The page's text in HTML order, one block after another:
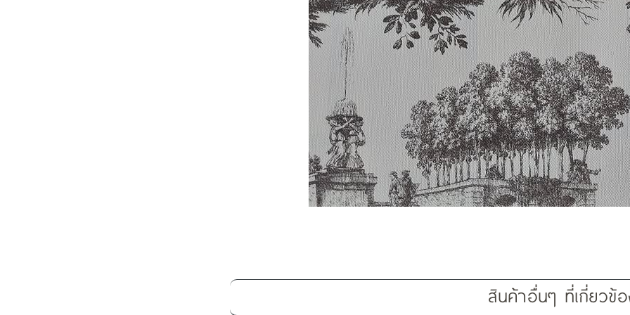
สินค้าอื่นๆ ที่เกี่ยวข้